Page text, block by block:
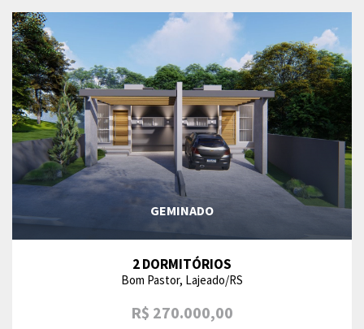
GEMINADO
2 DORMITÓRIOS
Bom Pastor, Lajeado/RS
R$ 270.000,00